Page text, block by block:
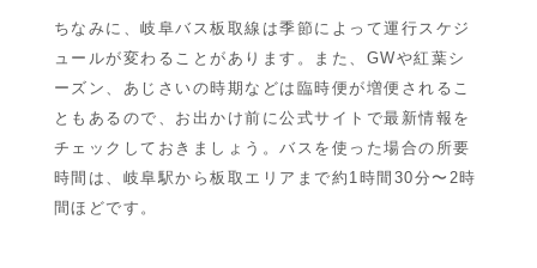
ちなみに、岐阜バス板取線は季節によって運行スケジ
ュールが変わることがあります。また、GWや紅葉シ
ーズン、あじさいの時期などは臨時便が増便されるこ
ともあるので、お出かけ前に公式サイトで最新情報を
チェックしておきましょう。バスを使った場合の所要
時間は、岐阜駅から板取エリアまで約1時間30分〜2時
間ほどです。